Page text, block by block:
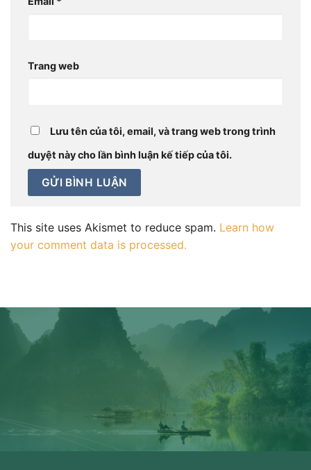
Trang web
Lưu tên của tôi, email, và trang web trong trình
duyệt này cho lần bình luận kế tiếp của tôi.
This site uses Akismet to reduce spam. Learn how
your comment data is processed.